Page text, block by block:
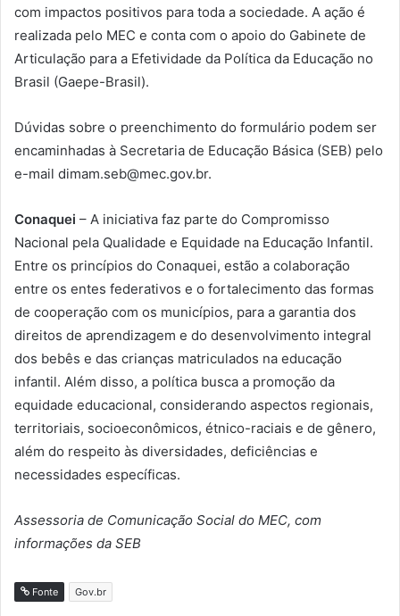
com impactos positivos para toda a sociedade. A ação é
realizada pelo MEC e conta com o apoio do Gabinete de
Articulação para a Efetividade da Política da Educação no
Brasil (Gaepe-Brasil).
Dúvidas sobre o preenchimento do formulário podem ser
encaminhadas à Secretaria de Educação Básica (SEB) pelo
e-mail dimam.seb@mec.gov.br.
Conaquei – A iniciativa faz parte do Compromisso
Nacional pela Qualidade e Equidade na Educação Infantil.
Entre os princípios do Conaquei, estão a colaboração
entre os entes federativos e o fortalecimento das formas
de cooperação com os municípios, para a garantia dos
direitos de aprendizagem e do desenvolvimento integral
dos bebês e das crianças matriculados na educação
infantil. Além disso, a política busca a promoção da
equidade educacional, considerando aspectos regionais,
territoriais, socioeconômicos, étnico-raciais e de gênero,
além do respeito às diversidades, deficiências e
necessidades específicas.
Assessoria de Comunicação Social do MEC, com
informações da SEB
Fonte Gov.br